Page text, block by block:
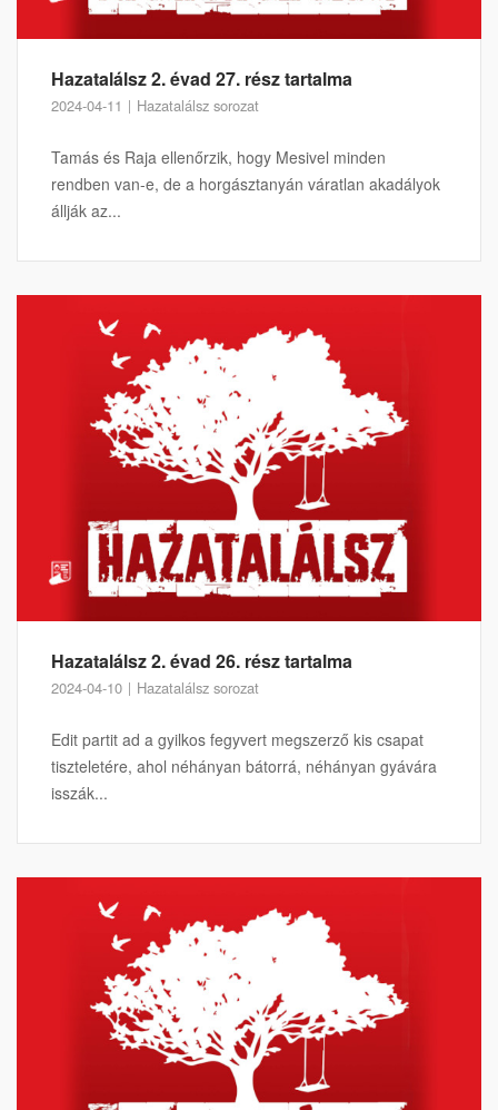
Hazatalálsz 2. évad 27. rész tartalma
2024-04-11 Hazatalálsz sorozat
Tamás és Raja ellenőrzik, hogy Mesivel minden
rendben van-e, de a horgásztanyán váratlan akadályok
állják az...
Hazatalálsz 2. évad 26. rész tartalma
2024-04-10 Hazatalálsz sorozat
Edit partit ad a gyilkos fegyvert megszerző kis csapat
tiszteletére, ahol néhányan bátorrá, néhányan gyávára
isszák...